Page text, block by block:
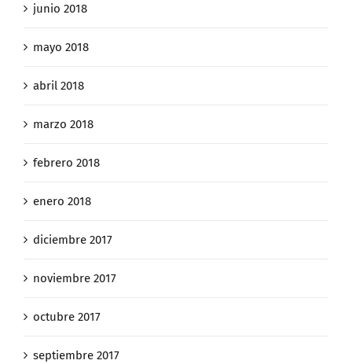
junio 2018
mayo 2018
abril 2018
marzo 2018
febrero 2018
enero 2018
diciembre 2017
noviembre 2017
octubre 2017
septiembre 2017